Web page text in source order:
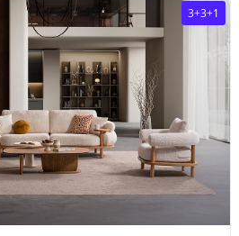
3+3+1